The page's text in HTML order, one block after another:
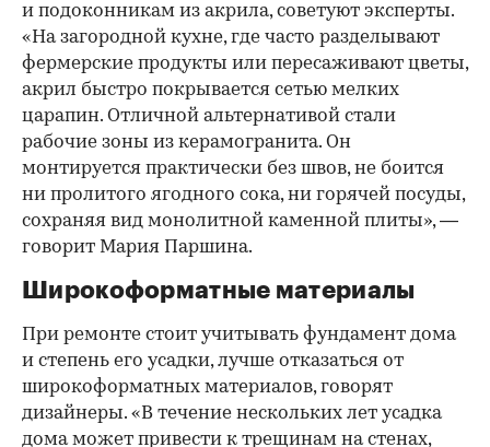
и подоконникам из акрила, советуют эксперты.
«На загородной кухне, где часто разделывают
фермерские продукты или пересаживают цветы,
акрил быстро покрывается сетью мелких
царапин. Отличной альтернативой стали
рабочие зоны из керамогранита. Он
монтируется практически без швов, не боится
ни пролитого ягодного сока, ни горячей посуды,
сохраняя вид монолитной каменной плиты», —
говорит Мария Паршина.
Широкоформатные материалы
При ремонте стоит учитывать фундамент дома
и степень его усадки, лучше отказаться от
широкоформатных материалов, говорят
дизайнеры. «В течение нескольких лет усадка
дома может привести к трещинам на стенах,